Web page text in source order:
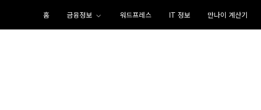
content
홈 금융정보 워드프레스 IT 정보 만나이 계산기